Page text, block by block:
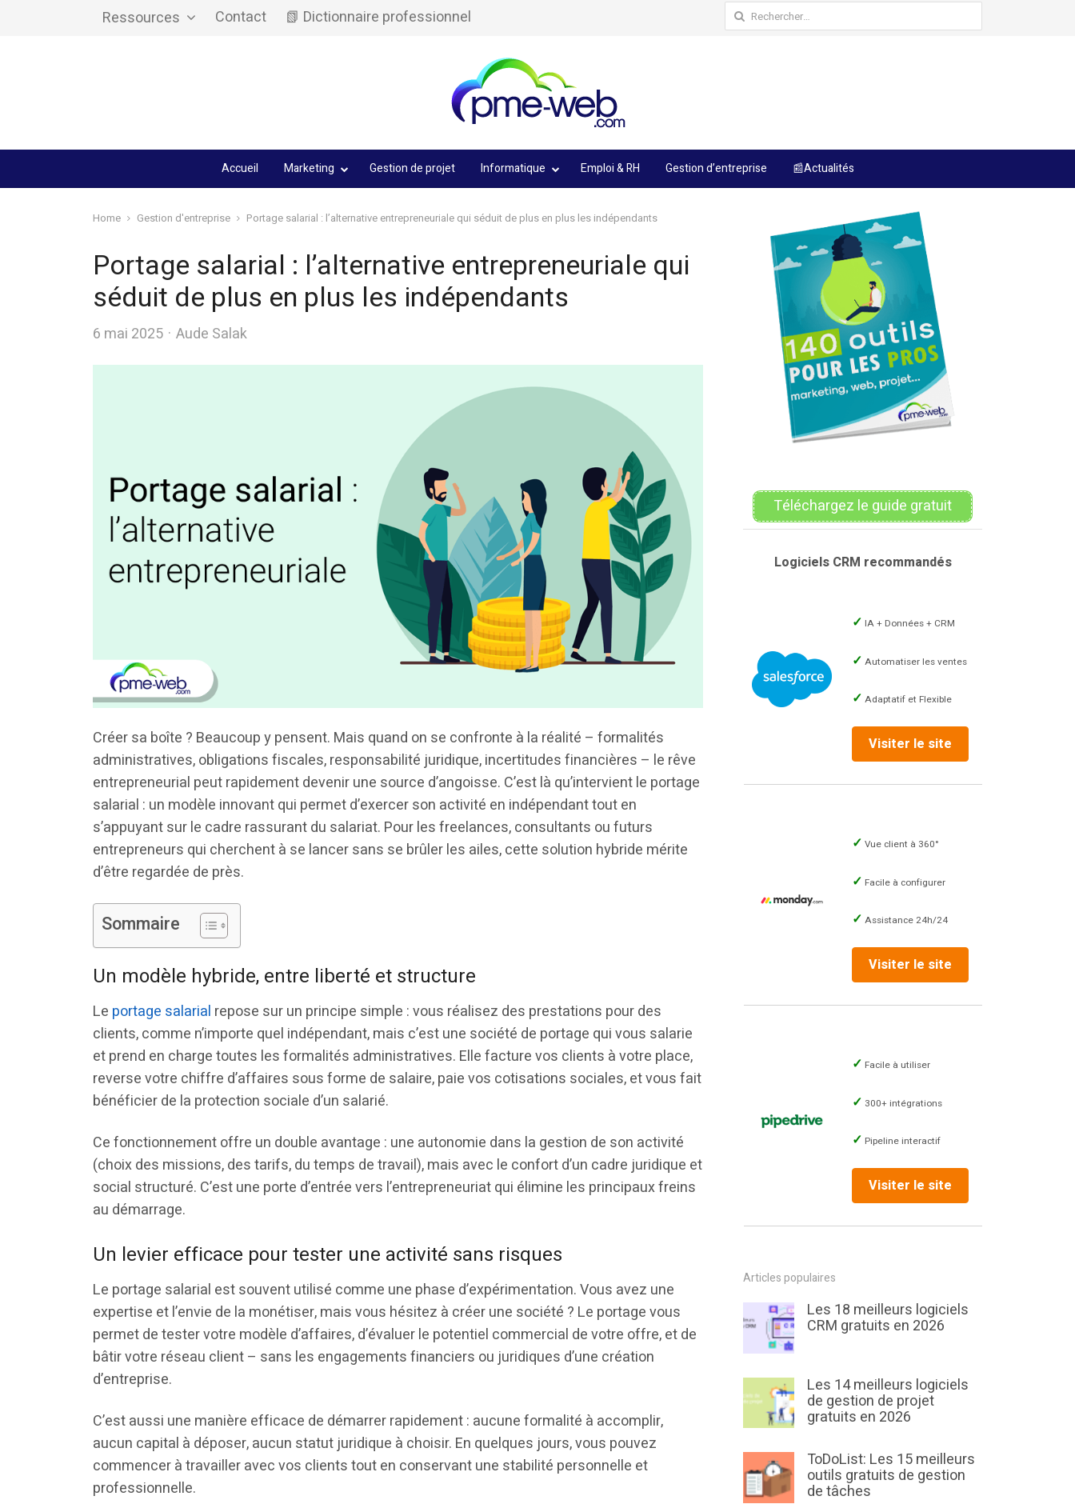
Ressources Contact 📗 Dictionnaire professionnel Rechercher :
Accueil Marketing Gestion de projet Informatique Emploi & RH Gestion d’entreprise 📰Actualités
Home Gestion d'entreprise Portage salarial : l’alternative entrepreneuriale qui séduit de plus en plus les indépendants
Portage salarial : l’alternative entrepreneuriale qui
séduit de plus en plus les indépendants
6 mai 2025 Author
Aude Salak
Créer sa boîte ? Beaucoup y pensent. Mais quand on se confronte à la réalité – formalités
administratives, obligations fiscales, responsabilité juridique, incertitudes financières – le rêve
entrepreneurial peut rapidement devenir une source d’angoisse. C’est là qu’intervient le portage
salarial : un modèle innovant qui permet d’exercer son activité en indépendant tout en
s’appuyant sur le cadre rassurant du salariat. Pour les freelances, consultants ou futurs
entrepreneurs qui cherchent à se lancer sans se brûler les ailes, cette solution hybride mérite
d’être regardée de près.
Sommaire
Un modèle hybride, entre liberté et structure
Le portage salarial repose sur un principe simple : vous réalisez des prestations pour des
clients, comme n’importe quel indépendant, mais c’est une société de portage qui vous salarie
et prend en charge toutes les formalités administratives. Elle facture vos clients à votre place,
reverse votre chiffre d’affaires sous forme de salaire, paie vos cotisations sociales, et vous fait
bénéficier de la protection sociale d’un salarié.
Ce fonctionnement offre un double avantage : une autonomie dans la gestion de son activité
(choix des missions, des tarifs, du temps de travail), mais avec le confort d’un cadre juridique et
social structuré. C’est une porte d’entrée vers l’entrepreneuriat qui élimine les principaux freins
au démarrage.
Un levier efficace pour tester une activité sans risques
Le portage salarial est souvent utilisé comme une phase d’expérimentation. Vous avez une
expertise et l’envie de la monétiser, mais vous hésitez à créer une société ? Le portage vous
permet de tester votre modèle d’affaires, d’évaluer le potentiel commercial de votre offre, et de
bâtir votre réseau client – sans les engagements financiers ou juridiques d’une création
d’entreprise.
C’est aussi une manière efficace de démarrer rapidement : aucune formalité à accomplir,
aucun capital à déposer, aucun statut juridique à choisir. En quelques jours, vous pouvez
commencer à travailler avec vos clients tout en conservant une stabilité personnelle et
professionnelle.
Téléchargez le guide gratuit
Logiciels CRM recommandés
IA + Données + CRM
Automatiser les ventes
Adaptatif et Flexible
Visiter le site
Vue client à 360°
Facile à configurer
Assistance 24h/24
Visiter le site
Facile à utiliser
300+ intégrations
Pipeline interactif
Visiter le site
Articles populaires
Les 18 meilleurs logiciels
CRM gratuits en 2026
Les 14 meilleurs logiciels
de gestion de projet
gratuits en 2026
ToDoList: Les 15 meilleurs
outils gratuits de gestion
de tâches